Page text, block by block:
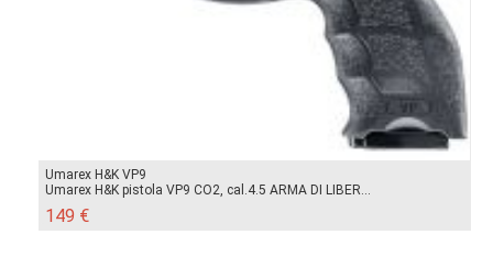
Umarex H&K VP9
Umarex H&K pistola VP9 CO2, cal.4.5 ARMA DI LIBER...
149 €